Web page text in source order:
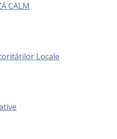
CALM
Locale